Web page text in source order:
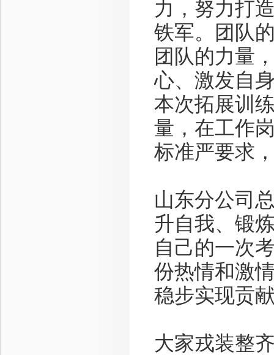
力，努力打
铁军。团队
团队的力量
心、激发自
本次拓展训
量，在工作
标准严要求
山东分公司
升自我、锻
自己的一次
份热情和激
稳步实现贡
大家戎装整